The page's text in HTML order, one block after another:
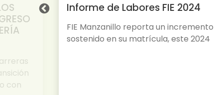
con
Informe de Labores FIE 2024
FIE Manzanillo reporta un incremento
sostenido en su matrícula, este 2024